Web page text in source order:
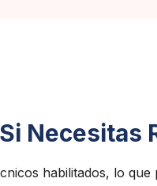
Necesitas
habilitados, lo